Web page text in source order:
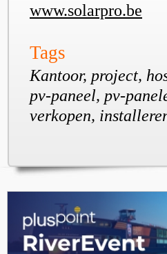
www.solarpro.be
Tags
Kantoor, project,
pv-paneel, pv-
verkopen,